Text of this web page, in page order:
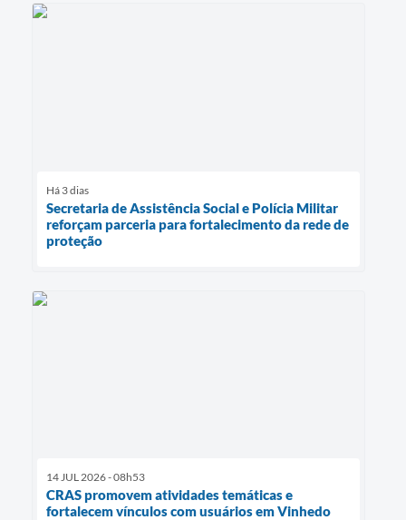
Há 3 dias
Secretaria de Assistência Social e Polícia Militar
reforçam parceria para fortalecimento da rede de
proteção
14 JUL 2026 - 08h53
CRAS promovem atividades temáticas e
fortalecem vínculos com usuários em Vinhedo